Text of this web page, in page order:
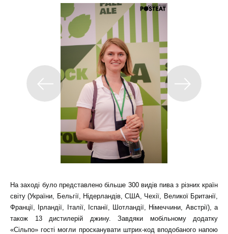
На заході було представлено більше 300 видів пива з різних країн
світу (України, Бельгії, Нідерландів, США, Чехії, Великої Британії,
Франції, Ірландії, Італії, Іспанії, Шотландії, Німеччини, Австрії), а
також 13 дистилерій джину. Завдяки мобільному додатку
«Сільпо» гості могли просканувати штрих-код вподобаного напою